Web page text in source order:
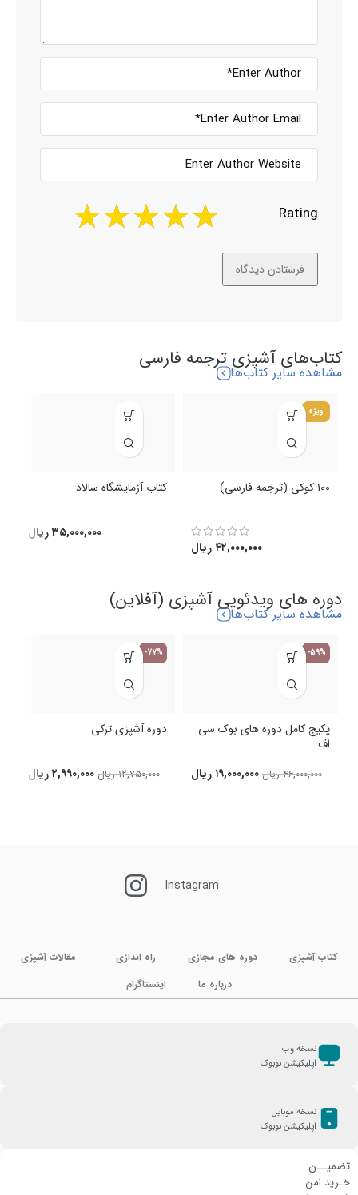
Rating
کتاب‌های آشپزی ترجمه فارسی
مشاهده سایر کتاب‌ها
ویژه
100 کوکی (ترجمه فارسی)
۴۲,۰۰۰,۰۰۰ریال
کتاب آزمایشگاه سالاد
۳۵,۰۰۰,۰۰۰ریال
دوره های ویدئویی آشپزی (آفلاین)
مشاهده سایر کتاب‌ها
-59%
پکیج کامل دوره های بوک سی
اف
۴۶,۰۰۰,۰۰۰ ریال ۱۹,۰۰۰,۰۰۰ ریال
-77%
دوره آشپزی ترکی
۱۲,۷۵۰,۰۰۰ ریال ۲,۹۹۰,۰۰۰ریال
Instagram
کتاب آشپزی دوره های مجازی راه اندازی
مقالات آشپزی
درباره ما
اینستاگرام
نسخه وب
اپلیکیشن نوبوک
نسخه موبایل
اپلیکیشن نوبوک
تضمیــن
خـرید امن